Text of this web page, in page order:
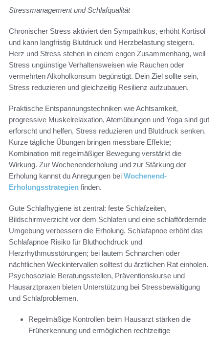
Stressmanagement und Schlafqualität
Chronischer Stress aktiviert den Sympathikus, erhöht Kortisol
und kann langfristig Blutdruck und Herzbelastung steigern.
Herz und Stress stehen in einem engen Zusammenhang, weil
Stress ungünstige Verhaltensweisen wie Rauchen oder
vermehrten Alkoholkonsum begünstigt. Dein Ziel sollte sein,
Stress reduzieren und gleichzeitig Resilienz aufzubauen.
Praktische Entspannungstechniken wie Achtsamkeit,
progressive Muskelrelaxation, Atemübungen und Yoga sind gut
erforscht und helfen, Stress reduzieren und Blutdruck senken.
Kurze tägliche Übungen bringen messbare Effekte;
Kombination mit regelmäßiger Bewegung verstärkt die
Wirkung. Zur Wochenenderholung und zur Stärkung der
Erholung kannst du Anregungen bei Wochenend-
Erholungsstrategien finden.
Gute Schlafhygiene ist zentral: feste Schlafzeiten,
Bildschirmverzicht vor dem Schlafen und eine schlaffördernde
Umgebung verbessern die Erholung. Schlafapnoe erhöht das
Schlafapnoe Risiko für Bluthochdruck und
Herzrhythmusstörungen; bei lautem Schnarchen oder
nächtlichen Weckintervallen solltest du ärztlichen Rat einholen.
Psychosoziale Beratungsstellen, Präventionskurse und
Hausarztpraxen bieten Unterstützung bei Stressbewältigung
und Schlafproblemen.
Regelmäßige Kontrollen beim Hausarzt stärken die
Früherkennung und ermöglichen rechtzeitige